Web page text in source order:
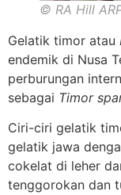
© RA Hill
Gelatik timor atau
endemik di Nusa
perburungan
sebagai Timor
Ciri-ciri gelatik
gelatik jawa
cokelat di leher
tenggorokan dan